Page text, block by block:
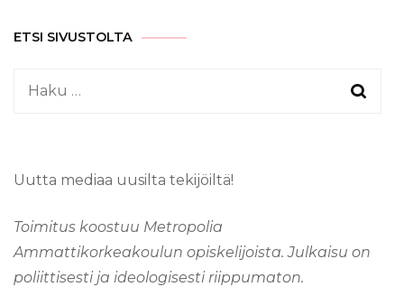
ETSI SIVUSTOLTA
Haku:
Uutta mediaa uusilta tekijöiltä!
Toimitus koostuu Metropolia
Ammattikorkeakoulun opiskelijoista. Julkaisu on
poliittisesti ja ideologisesti riippumaton.